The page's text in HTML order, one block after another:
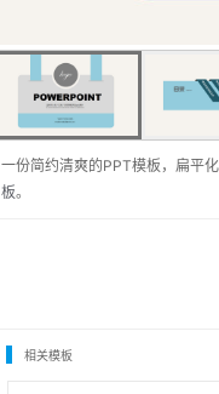
一份简约清爽的PPT模板，扁平
板。
相关模板